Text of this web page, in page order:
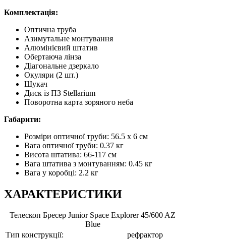
Комплектація:
Оптична труба
Азимутальне монтування
Алюмінієвий штатив
Обертаюча лінза
Діагональне дзеркало
Окуляри (2 шт.)
Шукач
Диск із ПЗ Stellarium
Поворотна карта зоряного неба
Габарити:
Розміри оптичної труби: 56.5 х 6 см
Вага оптичної труби: 0.37 кг
Висота штатива: 66-117 см
Вага штатива з монтуванням: 0.45 кг
Вага у коробці: 2.2 кг
ХАРАКТЕРИСТИКИ
Телескоп Бресер Junior Space Explorer 45/600 AZ
Blue
Тип конструкції:
рефрактор